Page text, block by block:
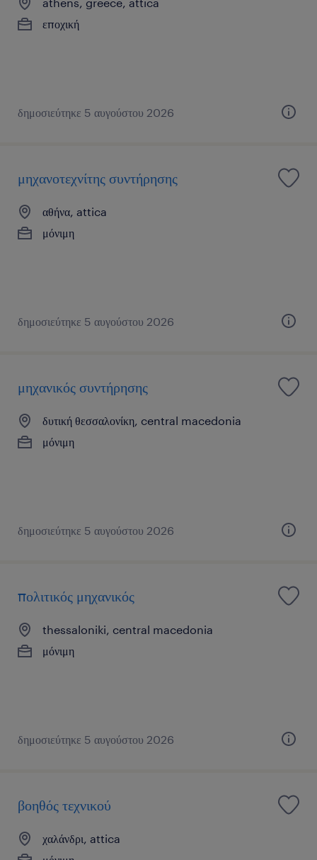
εποχική
δημοσιεύτηκε 5 αυγούστου 2026
μηχανοτεχνίτης συντήρησης
αθήνα, attica
μόνιμη
δημοσιεύτηκε 5 αυγούστου 2026
μηχανικός συντήρησης
δυτική θεσσαλονίκη, central macedonia
μόνιμη
δημοσιεύτηκε 5 αυγούστου 2026
πολιτικός μηχανικός
thessaloniki, central macedonia
μόνιμη
δημοσιεύτηκε 5 αυγούστου 2026
βοηθός τεχνικού
χαλάνδρι, attica